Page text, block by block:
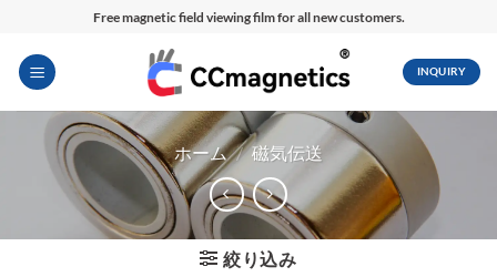
Free magnetic field viewing film for all new customers.
INQUIRY
ホーム / 磁気伝送
絞り込み